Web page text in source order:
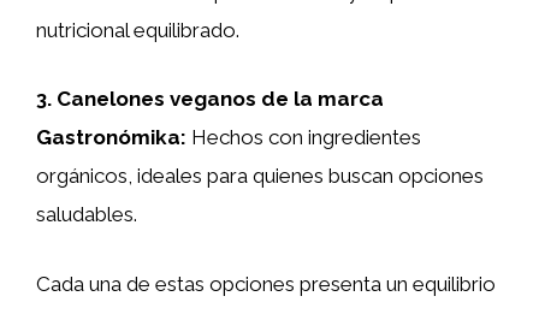
nutricional equilibrado.
3. Canelones veganos de la marca
Gastronómika: Hechos con ingredientes
orgánicos, ideales para quienes buscan opciones
saludables.
Cada una de estas opciones presenta un equilibrio